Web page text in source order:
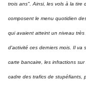
trois ans". Ainsi, les vols à la tire
composent le menu quotidien
qui avaient atteint un niveau
d'activité ces derniers mois. Il va
carte bancaire, les infractions
cadre des trafics de stupéfiants,